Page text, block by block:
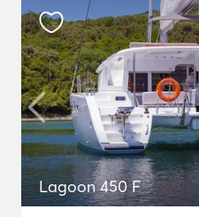
Lagoon 450 F